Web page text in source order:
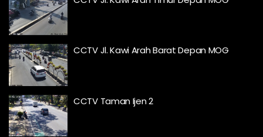
CCTV Jl. Kawi Arah Barat Depan MOG
CCTV Taman Ijen 2